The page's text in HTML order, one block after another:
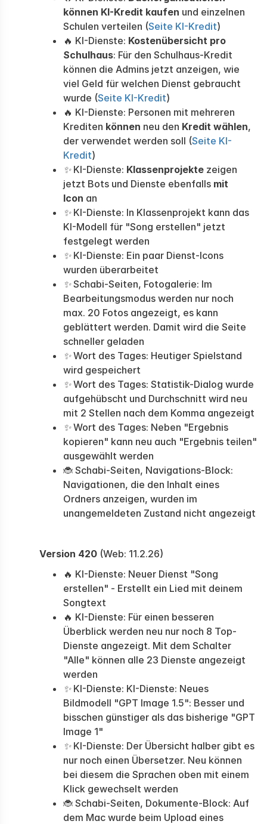
können KI-Kredit kaufen und einzelnen
Schulen verteilen (Seite KI-Kredit)
🔥 KI-Dienste: Kostenübersicht pro
Schulhaus: Für den Schulhaus-Kredit
können die Admins jetzt anzeigen, wie
viel Geld für welchen Dienst gebraucht
wurde (Seite KI-Kredit)
🔥 KI-Dienste: Personen mit mehreren
Krediten können neu den Kredit wählen,
der verwendet werden soll (Seite KI-
Kredit)
✨KI-Dienste: Klassenprojekte zeigen
jetzt Bots und Dienste ebenfalls mit
Icon an
✨KI-Dienste: In Klassenprojekt kann das
KI-Modell für "Song erstellen" jetzt
festgelegt werden
✨KI-Dienste: Ein paar Dienst-Icons
wurden überarbeitet
✨Schabi-Seiten, Fotogalerie: Im
Bearbeitungsmodus werden nur noch
max. 20 Fotos angezeigt, es kann
geblättert werden. Damit wird die Seite
schneller geladen
✨Wort des Tages: Heutiger Spielstand
wird gespeichert
✨Wort des Tages: Statistik-Dialog wurde
aufgehübscht und Durchschnitt wird neu
mit 2 Stellen nach dem Komma angezeigt
✨Wort des Tages: Neben "Ergebnis
kopieren" kann neu auch "Ergebnis teilen"
ausgewählt werden
🐞 Schabi-Seiten, Navigations-Block:
Navigationen, die den Inhalt eines
Ordners anzeigen, wurden im
unangemeldeten Zustand nicht angezeigt
Version 420 (Web: 11.2.26)
🔥 KI-Dienste: Neuer Dienst "Song
erstellen" - Erstellt ein Lied mit deinem
Songtext
🔥 KI-Dienste: Für einen besseren
Überblick werden neu nur noch 8 Top-
Dienste angezeigt. Mit dem Schalter
"Alle" können alle 23 Dienste angezeigt
werden
✨KI-Dienste: KI-Dienste: Neues
Bildmodell "GPT Image 1.5": Besser und
bisschen günstiger als das bisherige "GPT
Image 1"
✨KI-Dienste: Der Übersicht halber gibt es
nur noch einen Übersetzer. Neu können
bei diesem die Sprachen oben mit einem
Klick gewechselt werden
🐞 Schabi-Seiten, Dokumente-Block: Auf
dem Mac wurde beim Upload eines